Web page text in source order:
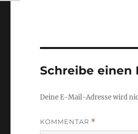
Schreibe einen
Deine E-Mail-Adresse wird
KOMMENTAR *